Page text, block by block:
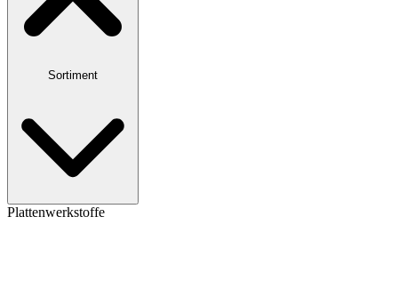
Sortiment
Plattenwerkstoffe